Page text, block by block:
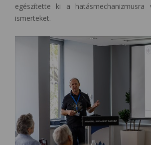
egészítette ki a hatásmechanizmusra
ismerteket.